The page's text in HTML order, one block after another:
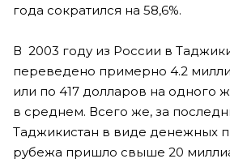
года сократился на 58,6%.
В 2003 году из России в
переведено примерно 4.2
или по 417 долларов на одного
в среднем. Всего же, за
Таджикистан в виде денежных
рубежа пришло свыше 20